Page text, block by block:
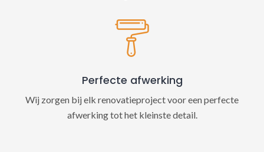
Perfecte afwerking
Wij zorgen bij elk renovatieproject voor een perfecte
afwerking tot het kleinste detail.